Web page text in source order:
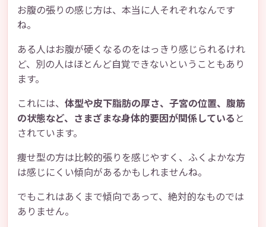
お腹の張りの感じ方は、本当に人それぞれなんです
ね。
ある人はお腹が硬くなるのをはっきり感じられるけれ
ど、別の人はほとんど自覚できないということもあり
ます。
これには、 体型や皮下脂肪の厚さ、子宮の位置、腹筋
の状態など、さまざまな身体的要因が関係している と
されています。
痩せ型の方は比較的張りを感じやすく、ふくよかな方
は感じにくい傾向があるかもしれませんね。
でもこれはあくまで傾向であって、絶対的なものでは
ありません。